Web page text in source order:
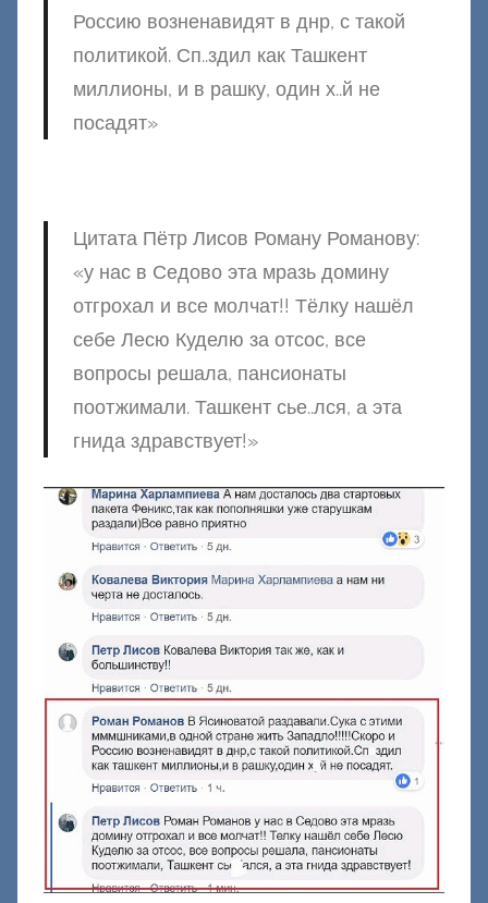
Россию возненавидят в днр, с такой
политикой. Сп..здил как Ташкент
миллионы, и в рашку, один х..й не
посадят»
Цитата Пётр Лисов Роману Романову:
«у нас в Седово эта мразь домину
отгрохал и все молчат!! Тёлку нашёл
себе Лесю Куделю за отсос, все
вопросы решала, пансионаты
поотжимали. Ташкент сье..лся, а эта
гнида здравствует!»